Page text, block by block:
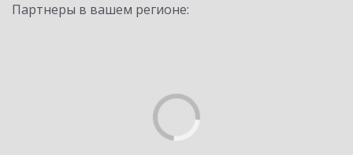
Партнеры в вашем регионе: